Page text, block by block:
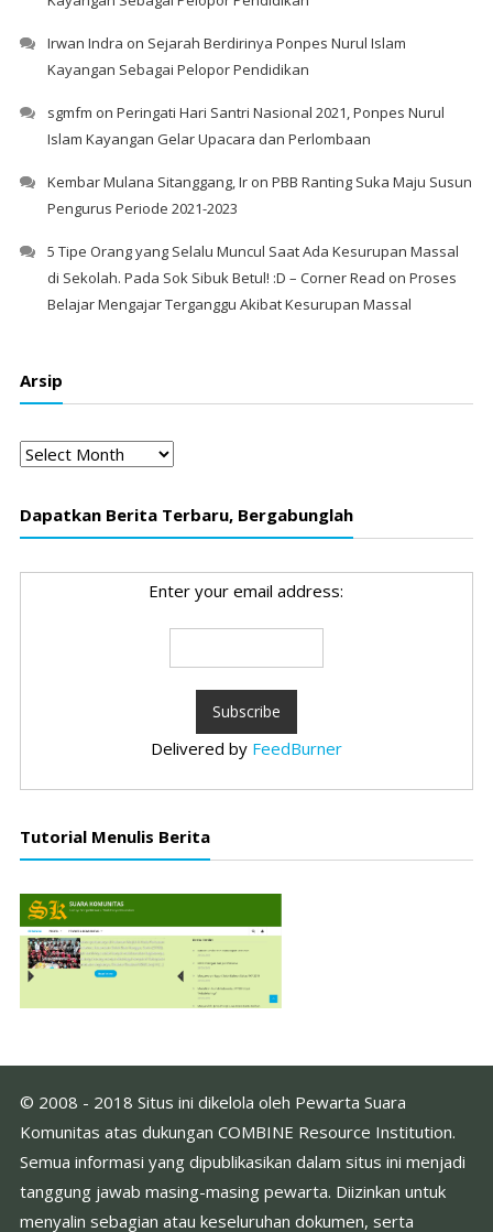
Irwan Indra on Sejarah Berdirinya Ponpes Nurul Islam
Kayangan Sebagai Pelopor Pendidikan
sgmfm on Peringati Hari Santri Nasional 2021, Ponpes Nurul
Islam Kayangan Gelar Upacara dan Perlombaan
Kembar Mulana Sitanggang, Iron PBB Ranting Suka Maju Susun
Pengurus Periode 2021-2023
5 Tipe Orang yang Selalu Muncul Saat Ada Kesurupan Massal
di Sekolah. Pada Sok Sibuk Betul! :D – Corner Read on Proses
Belajar Mengajar Terganggu Akibat Kesurupan Massal
Arsip
Arsip
Dapatkan Berita Terbaru, Bergabunglah
Enter your email address:
Delivered by FeedBurner
Tutorial Menulis Berita
© 2008 - 2018 Situs ini dikelola oleh Pewarta Suara
Komunitas atas dukungan COMBINE Resource Institution.
Semua informasi yang dipublikasikan dalam situs ini menjadi
tanggung jawab masing-masing pewarta. Diizinkan untuk
menyalin sebagian atau keseluruhan dokumen, serta